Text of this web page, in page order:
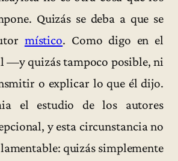
Quizás se deba a que se
místico. Como digo en el
—y quizás tampoco posible, ni
o explicar lo que él dijo.
el estudio de los autores
y esta circunstancia no
quizás simplemente